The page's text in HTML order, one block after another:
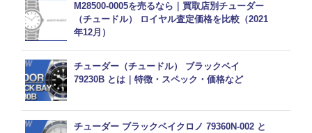
M28500-0005を売るなら｜買取店別チューダー
（チュードル） ロイヤル査定価格を比較（2021
年12月）
チューダー（チュードル） ブラックベイ
79230B とは｜特徴・スペック・価格など
チューダー ブラックベイクロノ 79360N-002 と